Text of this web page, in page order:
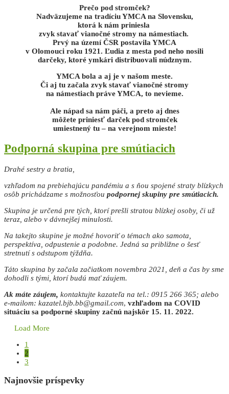
Prečo pod stromček?
Nadväzujeme na tradíciu YMCA na Slovensku,
ktorá k nám priniesla
zvyk stavať vianočné stromy na námestiach.
Prvý na území ČSR postavila YMCA
v Olomouci roku 1921. Ľudia z mesta pod neho nosili
darčeky, ktoré ymkári distribuovali núdznym.
YMCA bola a aj je v našom meste.
Či aj tu začala zvyk stavať vianočné stromy
na námestiach práve YMCA, to nevieme.
Ale nápad sa nám páči, a preto aj dnes
môžete priniesť darček pod stromček
umiestnený tu – na verejnom mieste!
Podporná skupina pre smútiacich
Drahé sestry a bratia,
vzhľadom na prebiehajúcu pandémiu a s ňou spojené straty blízkych
osôb prichádzame s možnosťou podpornej skupiny pre smútiacich.
Skupina je určená pre tých, ktorí prešli stratou blízkej osoby, či už
teraz, alebo v dávnejšej minulosti.
Na takejto skupine je možné hovoriť o témach ako samota,
perspektíva, odpustenie a podobne. Jedná sa približne o šesť
stretnutí s odstupom týždňa.
Táto skupina by začala začiatkom novembra 2021, deň a čas by sme
dohodli s tými, ktorí budú mať záujem.
Ak máte záujem, kontaktujte kazateľa na tel.: 0915 266 365; alebo
e-mailom: kazatel.bjb.bb@gmail.com, vzhľadom na COVID
situáciu sa podporné skupiny začnú najskôr 15. 11. 2022.
Load More
1
2
3
Najnovšie príspevky